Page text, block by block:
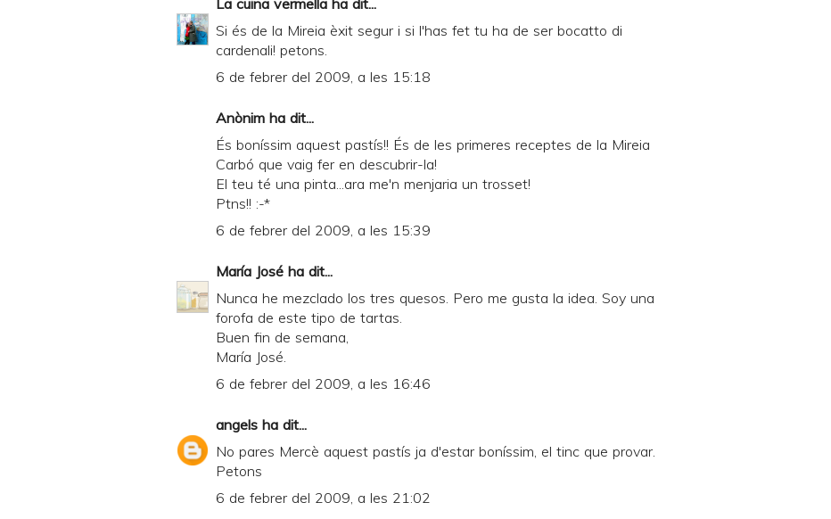
La cuina vermella ha dit...
Si és de la Mireia èxit segur i si l'has fet tu ha de ser bocatto di
cardenali! petons.
6 de febrer del 2009, a les 15:18
Anònim ha dit...
És boníssim aquest pastís!! És de les primeres receptes de la Mireia
Carbó que vaig fer en descubrir-la!
El teu té una pinta...ara me'n menjaria un trosset!
Ptns!! :-*
6 de febrer del 2009, a les 15:39
María José ha dit...
Nunca he mezclado los tres quesos. Pero me gusta la idea. Soy una
forofa de este tipo de tartas.
Buen fin de semana,
María José.
6 de febrer del 2009, a les 16:46
angels ha dit...
No pares Mercè aquest pastís ja d'estar boníssim, el tinc que provar.
Petons
6 de febrer del 2009, a les 21:02